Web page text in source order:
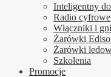
Inteligentny
Radio cyfrowe
Włączniki i
Żarówki
Żarówki
Szkolenia
Promocje